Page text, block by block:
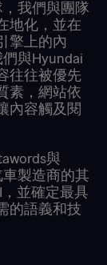
我們與團隊
地化，並在
擎上的內
與Hyundai
往往被優先
素，網站依
內容觸及閱
與
製造商的其
並確定最具
的語義和技